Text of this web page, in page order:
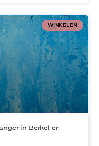
WINKELEN
in Berkel en